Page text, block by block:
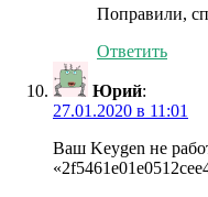
Поправили,
Ответить
Юрий:
27.01.2020 в 11:01
Ваш Keygen не